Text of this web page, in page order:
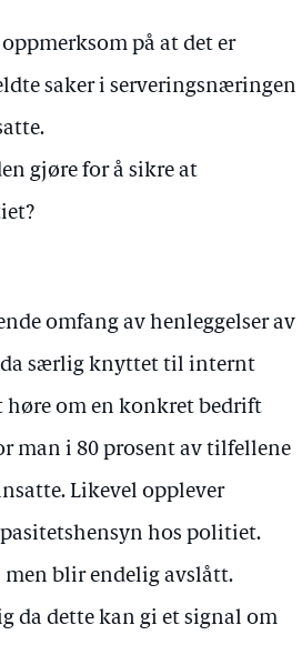
på at det er
saker i serveringsnæringen
gjøre for å sikre at
omfang av henleggelser av
da særlig knyttet til internt
om en konkret bedrift
man i 80 prosent av tilfellene
Likevel opplever
hos politiet.
blir endelig avslått.
da dette kan gi et signal om